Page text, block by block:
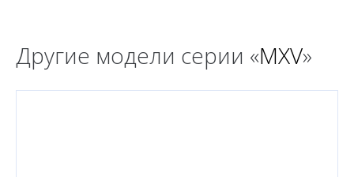
Другие модели серии «MXV»